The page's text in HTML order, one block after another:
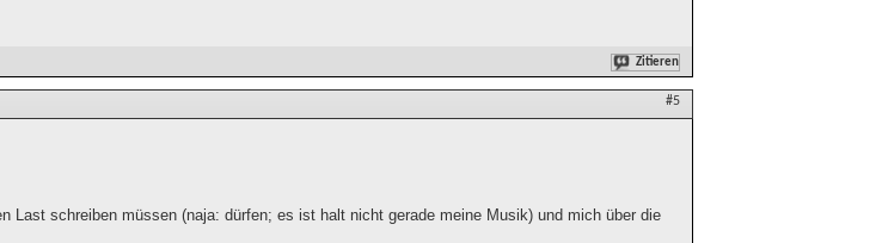
Zitieren
#5
Last schreiben müssen (naja: dürfen; es ist halt nicht gerade meine Musik) und mich über die